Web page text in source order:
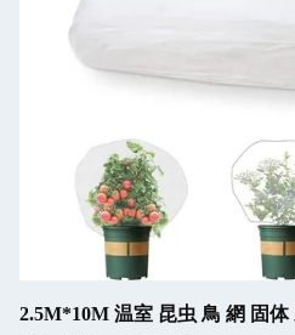
2.5M*10M 温室 昆虫 鳥 網 固体